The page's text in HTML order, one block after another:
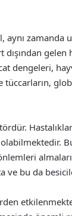
aynı zamanda
gelen
dengeleri,
tüccarların,
ve bu da